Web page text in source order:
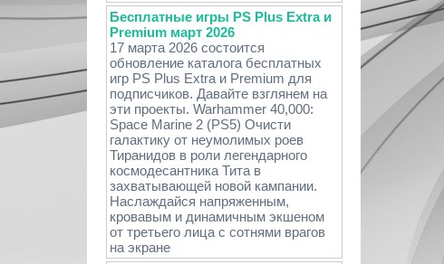
Бесплатные игры PS Plus Extra и
Premium март 2026
17 марта 2026 состоится
обновление каталога бесплатных
игр PS Plus Extra и Premium для
подписчиков. Давайте взглянем на
эти проекты. Warhammer 40,000:
Space Marine 2 (PS5) Очисти
галактику от неумолимых роев
Тиранидов в роли легендарного
космодесантника Тита в
захватывающей новой кампании.
Наслаждайся напряженным,
кровавым и динамичным экшеном
от третьего лица с сотнями врагов
на экране